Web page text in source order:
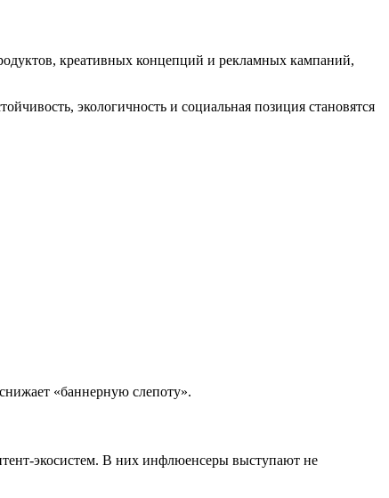
креативных концепций и рекламных кампаний,
экологичность и социальная позиция становятся
«баннерную слепоту».
экосистем. В них инфлюенсеры выступают не